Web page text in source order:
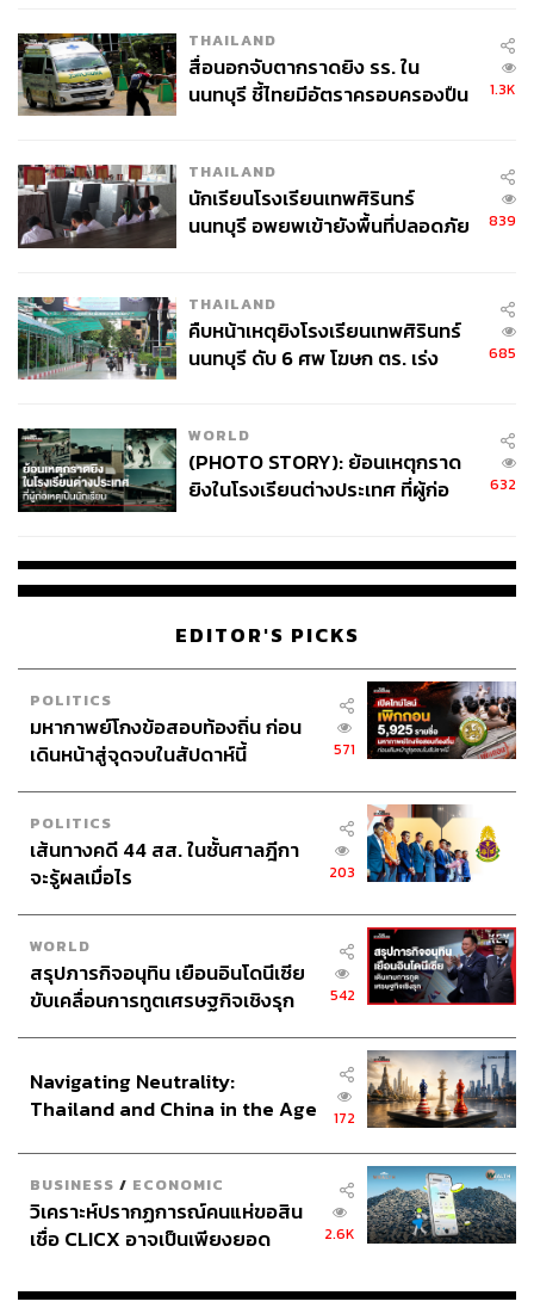
โอนออกจากบัญชีออมทรัพย์ หรือบัญชีเงินฝากสกุลต่าง
ประเทศ (FCD) ที่สำคัญ กรุงไทยเป็นธนาคารเพียงแห่งเดียวที่
มี ‘Inter Wallet’ ให้บริการ
ได้แก่ บัตร Krungthai Travel Card, บัตรเดบิตกรุงไทย พาลา
เดียม, บัตรบลูไดมอนด์ เอ็กซ์ตร้า หรือบัตรเพิร์ล เมื่อสมัคร
เสร็จแล้วก็เปิดใช้งาน Inter Wallet ผ่านทางแอป Krungthai
s://krungthai.com/th/content/personal/krungthai-inter-walle
t/how-to-use
ตอบโจทย์ลูกค้าธุรกิจและลูกค้าบุคคล ยิ่งโอนบ่อยยิ่ง
คุ้ม
ที่บอกว่ายิ่งโอนบ่อยยิ่งคุ้มนั้น คุ้มขนาดไหนลองดูตัวอย่าง
ด้านล่างนี้
เช่น หากคุณเป็นผู้ประกอบการที่ต้องสั่งซื้อวัตถุดิบจากต่าง
ประเทศเป็นประจำ จำนวนเงินสั่งซื้อแต่ละครั้งประมาณ
14,000 USDเลือกโอนจากกระเป๋า Inter Wallet: 1 USD=
34.57 บาท* โอนออกจากบัญชีออมทรัพย์: 1 USD= 34.71
บาท*จะประหยัดเงินได้ถึง 1,960 บาท
แล้วลองคิดดูว่าถ้าคุณ
ต้องสั่งซื้อสินค้าเช่นนี้ปีละ10 ครั้ง
เท่ากับประหยัดเงินคร่าวๆ
*อ้างอิงอัตราแลกเปลี่ยนณ วันที่ 9 มิถุนายน 2565 เวลา
THAILAND
สื่อนอกจับตากราดยิง รร. ใน
นนทบุรี ชี้ไทยมีอัตราครอบครองปืน
1.3K
THAILAND
นักเรียนโรงเรียนเทพศิรินทร์
นนทบุรี อพยพเข้ายังพื้นที่ปลอดภัย
839
THAILAND
คืบหน้าเหตุยิงโรงเรียนเทพศิรินทร์
นนทบุรี ดับ 6 ศพ โฆษก ตร. เร่ง
685
WORLD
(PHOTO STORY): ย้อนเหตุกราด
ยิงในโรงเรียนต่างประเทศ ที่ผู้ก่อ
632
EDITOR'S PICKS
POLITICS
มหากาพย์โกงข้อสอบท้องถิ่น ก่อน
เดินหน้าสู่จุดจบในสัปดาห์นี้
571
POLITICS
เส้นทางคดี 44 สส. ในชั้นศาลฎีกา
จะรู้ผลเมื่อไร
203
WORLD
สรุปภารกิจอนุทิน เยือนอินโดนีเซีย
ขับเคลื่อนการทูตเศรษฐกิจเชิงรุก
542
Navigating Neutrality:
Thailand and China in the Age
172
BUSINESS / ECONOMIC
วิเคราะห์ปรากฏการณ์คนแห่ขอสิน
เชื่อ CLICX อาจเป็นเพียงยอด
เรือนไทยที่ถูกซุกไว้
2.6K